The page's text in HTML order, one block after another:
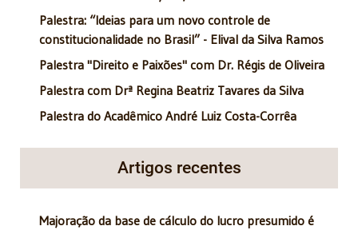
Palestra: “Ideias para um novo controle de
constitucionalidade no Brasil” - Elival da Silva Ramos
Palestra "Direito e Paixões" com Dr. Régis de Oliveira
Palestra com Drª Regina Beatriz Tavares da Silva
Palestra do Acadêmico André Luiz Costa-Corrêa
Artigos recentes
Majoração da base de cálculo do lucro presumido é